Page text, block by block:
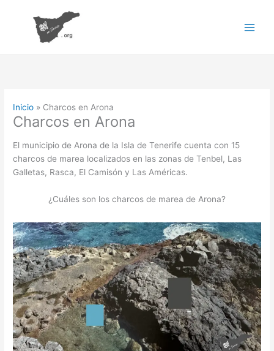
contenido
Inicio Charcos en Arona
Charcos en Arona
El municipio de Arona de la Isla de Tenerife cuenta con 15
charcos de marea localizados en las zonas de Tenbel, Las
Galletas, Rasca, El Camisón y Las Américas.
¿Cuáles son los charcos de marea de Arona?